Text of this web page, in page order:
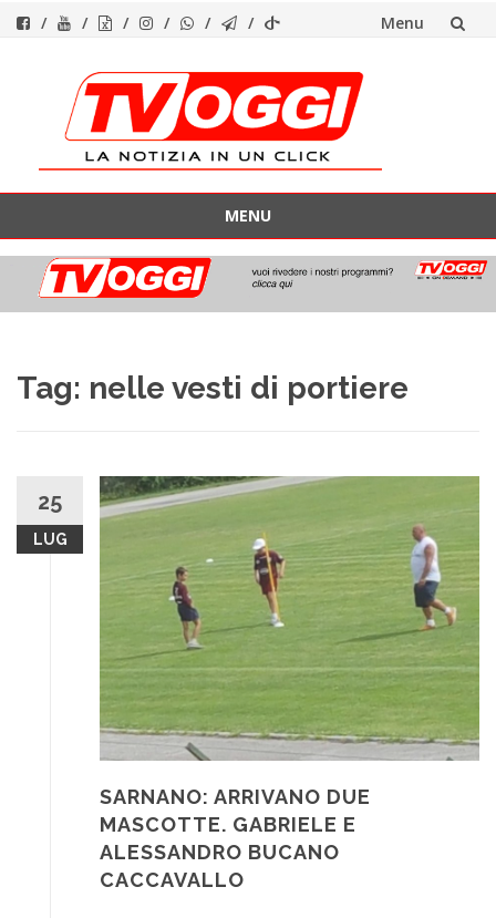
Menu
contenuto
MENU
contenuto
Tag: nelle vesti di portiere
25
LUG
SARNANO: ARRIVANO DUE
MASCOTTE. GABRIELE E
ALESSANDRO BUCANO
CACCAVALLO